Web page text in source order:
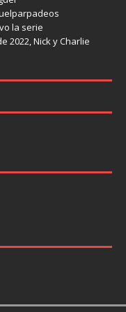
la serie
2022, Nick y Charlie
La
del 2023 varias
En el mundo de
tuvo en 2017 el
director Rian
década de los